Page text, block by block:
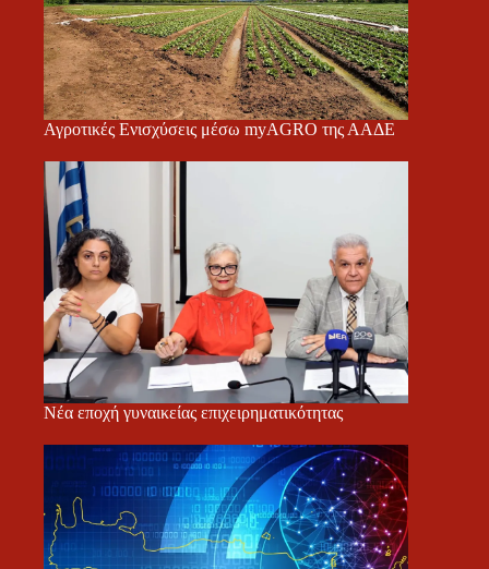
Αγροτικές Ενισχύσεις μέσω myAGRO της ΑΑΔΕ
Νέα εποχή γυναικείας επιχειρηματικότητας